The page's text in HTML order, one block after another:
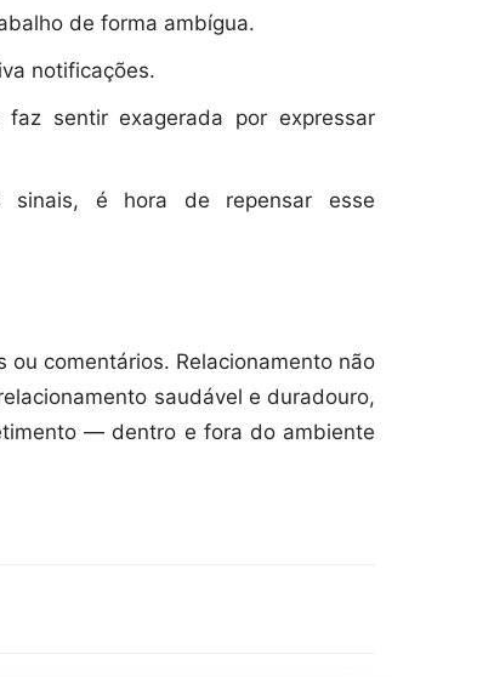
de forma ambígua.
notificações.
sentir exagerada por expressar
é hora de repensar esse
comentários. Relacionamento não
saudável e duradouro,
— dentro e fora do ambiente